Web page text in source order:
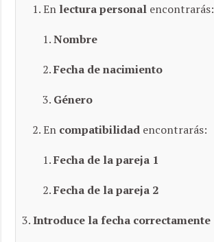
En lectura personal encontrarás:
Nombre
Fecha de nacimiento
Género
En compatibilidad encontrarás:
Fecha de la pareja 1
Fecha de la pareja 2
Introduce la fecha correctamente